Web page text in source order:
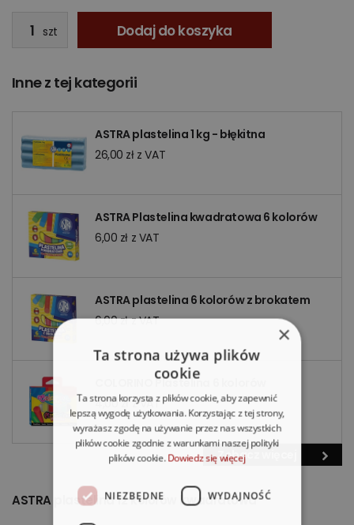
szt Dodaj do koszyka
Inne z tej kategorii
ASTRA plastelina 1 kg - błękitna
26,00 zł z VAT
ASTRA Plastelina kwadratowa 6 kolorów
6,00 zł z VAT
ASTRA plastelina 6 kolorów z brokatem
6,00 zł z VAT
COLORINO Plastelina 6 kolorów
4,00 zł z VAT
Zobacz więcej
ASTRA plastelina 12 kolorów kwadratowa
×
Ta strona używa plików
cookie
Ta strona korzysta z plików cookie, aby zapewnić
lepszą wygodę użytkowania. Korzystając z tej strony,
wyrażasz zgodę na używanie przez nas wszystkich
plików cookie zgodnie z warunkami naszej polityki
plików cookie.Dowiedz się więcej
NIEZBĘDNE WYDAJNOŚĆ